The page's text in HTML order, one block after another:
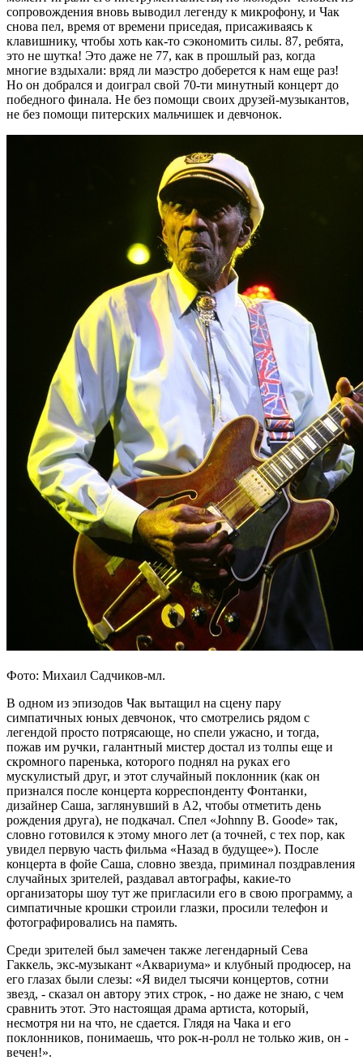
сопровождения вновь выводил легенду к микрофону, и Чак
снова пел, время от времени приседая, присаживаясь к
клавишнику, чтобы хоть как-то сэкономить силы. 87, ребята,
это не шутка! Это даже не 77, как в прошлый раз, когда
многие вздыхали: вряд ли маэстро доберется к нам еще раз!
Но он добрался и доиграл свой 70-ти минутный концерт до
победного финала. Не без помощи своих друзей-музыкантов,
не без помощи питерских мальчишек и девчонок.
Фото: Михаил Садчиков-мл.
В одном из эпизодов Чак вытащил на сцену пару
симпатичных юных девчонок, что смотрелись рядом с
легендой просто потрясающе, но спели ужасно, и тогда,
пожав им ручки, галантный мистер достал из толпы еще и
скромного паренька, которого поднял на руках его
мускулистый друг, и этот случайный поклонник (как он
признался после концерта корреспонденту Фонтанки,
дизайнер Саша, заглянувший в А2, чтобы отметить день
рождения друга), не подкачал. Спел «Johnny B. Goode» так,
словно готовился к этому много лет (а точней, с тех пор, как
увидел первую часть фильма «Назад в будущее»). После
концерта в фойе Саша, словно звезда, приминал поздравления
случайных зрителей, раздавал автографы, какие-то
организаторы шоу тут же пригласили его в свою программу, а
симпатичные крошки строили глазки, просили телефон и
фотографировались на память.
Среди зрителей был замечен также легендарный Сева
Гаккель, экс-музыкант «Аквариума» и клубный продюсер, на
его глазах были слезы: «Я видел тысячи концертов, сотни
звезд, - сказал он автору этих строк, - но даже не знаю, с чем
сравнить этот. Это настоящая драма артиста, который,
несмотря ни на что, не сдается. Глядя на Чака и его
поклонников, понимаешь, что рок-н-ролл не только жив, он -
вечен!».